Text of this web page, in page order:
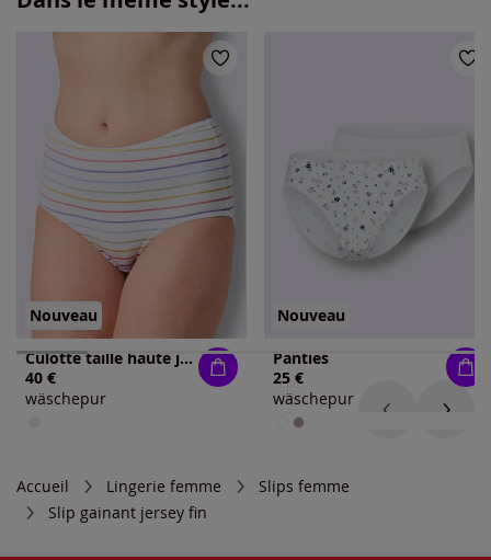
Nouveau
Culotte taille haute jersey fin
40 €
wäschepur
Nouveau
Panties
25 €
wäschepur
Accueil Lingerie femme
Slips femme
Slip gainant jersey fin